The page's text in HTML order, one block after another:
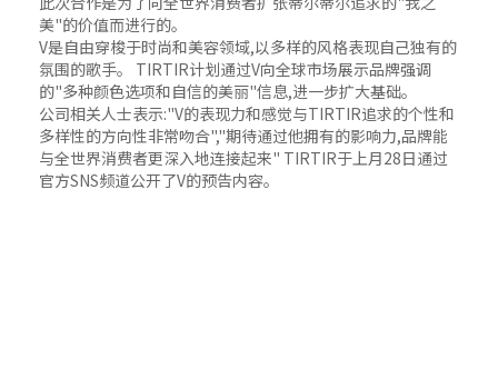
美"的价值而进行的。
V是自由穿梭于时尚和美容领域,以多样的风格表现自己独有的
氛围的歌手。 TIRTIR计划通过V向全球市场展示品牌强调
的"多种颜色选项和自信的美丽"信息,进一步扩大基础。
公司相关人士表示:"V的表现力和感觉与TIRTIR追求的个性和
多样性的方向性非常吻合","期待通过他拥有的影响力,品牌能
与全世界消费者更深入地连接起来" TIRTIR于上月28日通过
官方SNS频道公开了V的预告内容。